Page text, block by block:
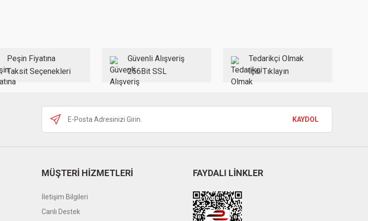
Gönder
Peşin Fiyatına
Taksit Seçenekleri
Güvenli Alışveriş
256Bit SSL
Tedarikçi Olmak
İçin Tıklayın
KAYDOL
MÜŞTERİ HİZMETLERİ
İletişim Bilgileri
Canlı Destek
FAYDALI LİNKLER